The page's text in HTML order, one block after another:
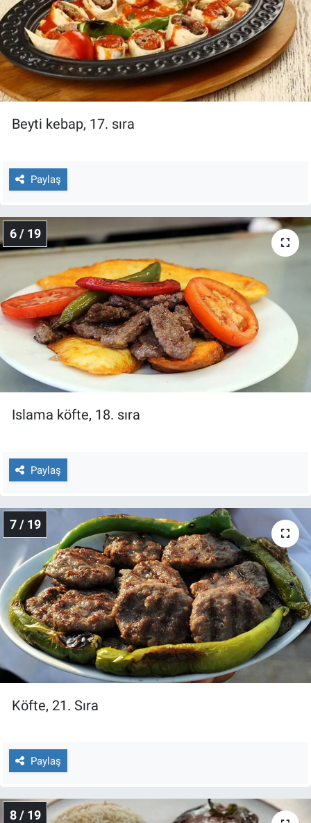
Beyti kebap, 17. sıra
Paylaş
6 / 19
Islama köfte, 18. sıra
Paylaş
7 / 19
Köfte, 21. Sıra
Paylaş
8 / 19